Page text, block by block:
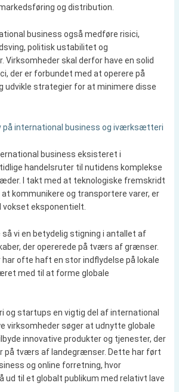
og distribution.
business også medføre risici,
politisk ustabilitet og
Virksomheder skal derfor have en solid
der er forbundet med at operere på
udvikle strategier for at minimere disse
på international business og iværksætteri
business eksisteret i
handelsruter til nutidens komplekse
I takt med at teknologiske fremskridt
kommunikere og transportere varer, er
eksponentielt.
så vi en betydelig stigning i antallet af
der opererede på tværs af grænser.
ofte haft en stor indflydelse på lokale
med til at forme globale
og startups en vigtig del af international
virksomheder søger at udnytte globale
innovative produkter og tjenester, der
på tværs af landegrænser. Dette har ført
og online forretning, hvor
ud til et globalt publikum med relativt lave